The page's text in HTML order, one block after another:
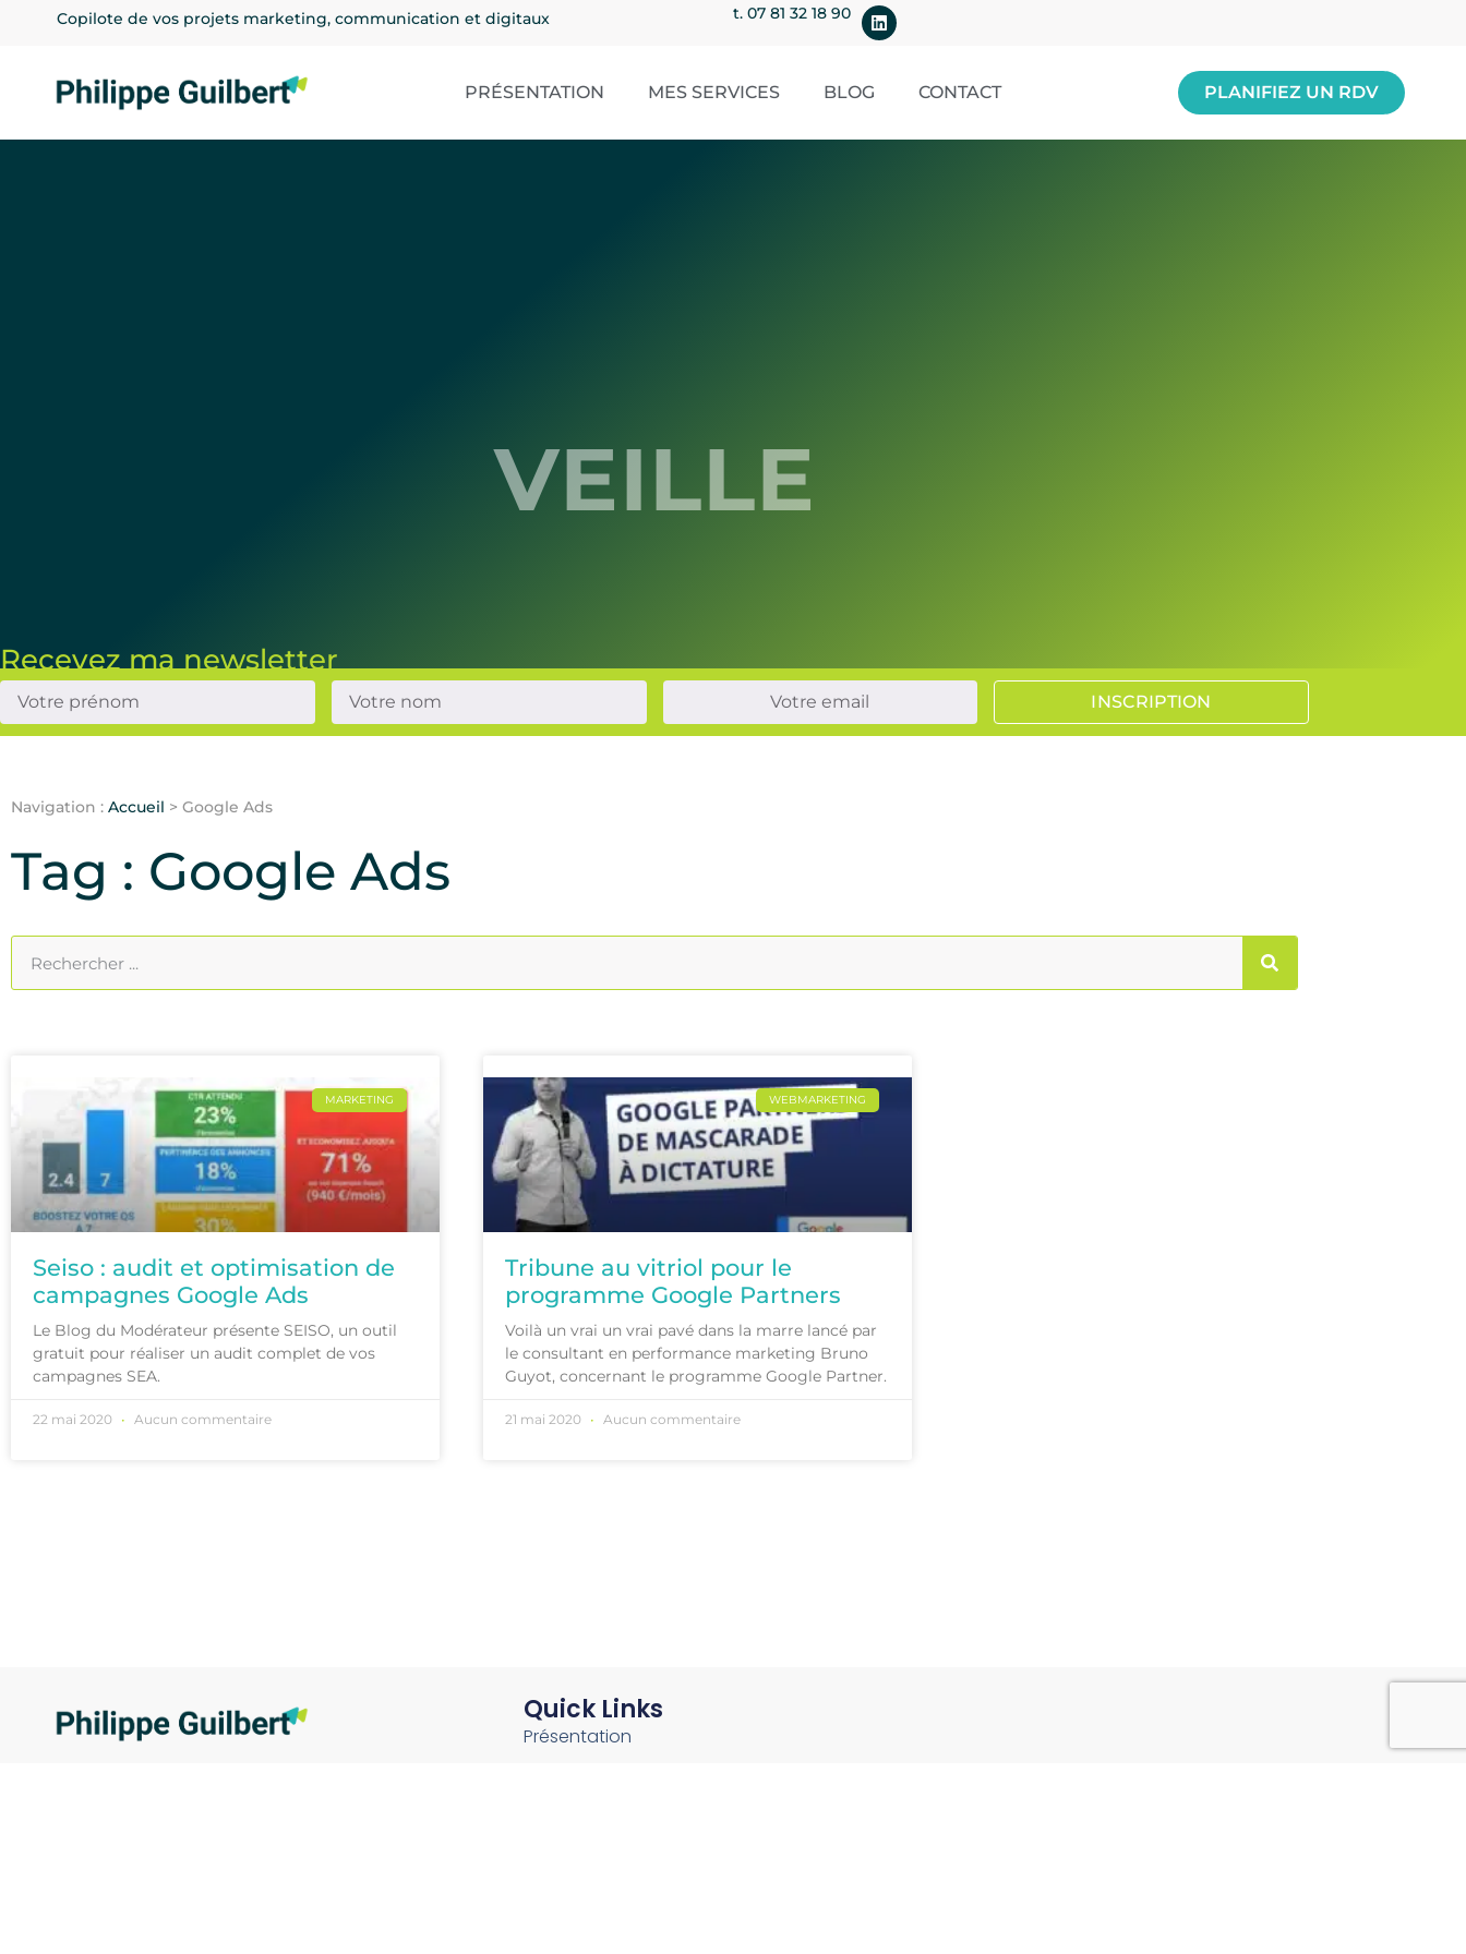
Copilote de vos projets marketing, communication et digitaux t. 07 81 32 18 90
PRÉSENTATION MES SERVICES BLOG CONTACT PLANIFIEZ UN RDV
VEILLE
Recevez ma newsletter
INSCRIPTION
Navigation : Accueil > Google Ads
Tag : Google Ads
MARKETING
Seiso : audit et optimisation de
campagnes Google Ads
Le Blog du Modérateur présente SEISO, un outil
gratuit pour réaliser un audit complet de vos
campagnes SEA.
22 mai 2020 Aucun commentaire
WEBMARKETING
Tribune au vitriol pour le
programme Google Partners
Voilà un vrai un vrai pavé dans la marre lancé par
le consultant en performance marketing Bruno
Guyot, concernant le programme Google Partner.
21 mai 2020 Aucun commentaire
Quick Links
Présentation